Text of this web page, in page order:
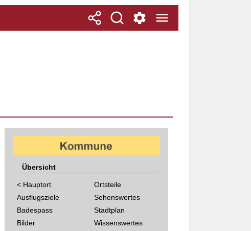
Übersicht
< Hauptort
Ausflugsziele
Badespass
Bilder
Ortsteile
Sehenswertes
Stadtplan
Wissenswertes